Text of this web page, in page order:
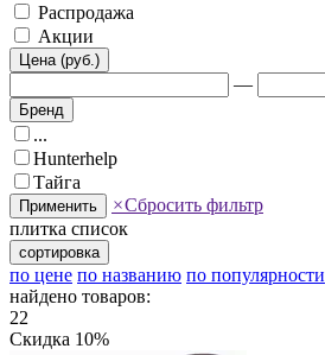
Распродажа
Акции
Цена (руб.)
—
Бренд
...
Hunterhelp
Тайга
Применить ×Сбросить фильтр
плитка список
сортировка
по цене по названию по популярности
найдено товаров:
22
Скидка 10%